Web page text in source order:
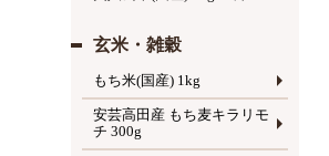
玄米・雑穀
もち米(国産) 1kg
安芸高田産 もち麦キラリモ
チ 300g